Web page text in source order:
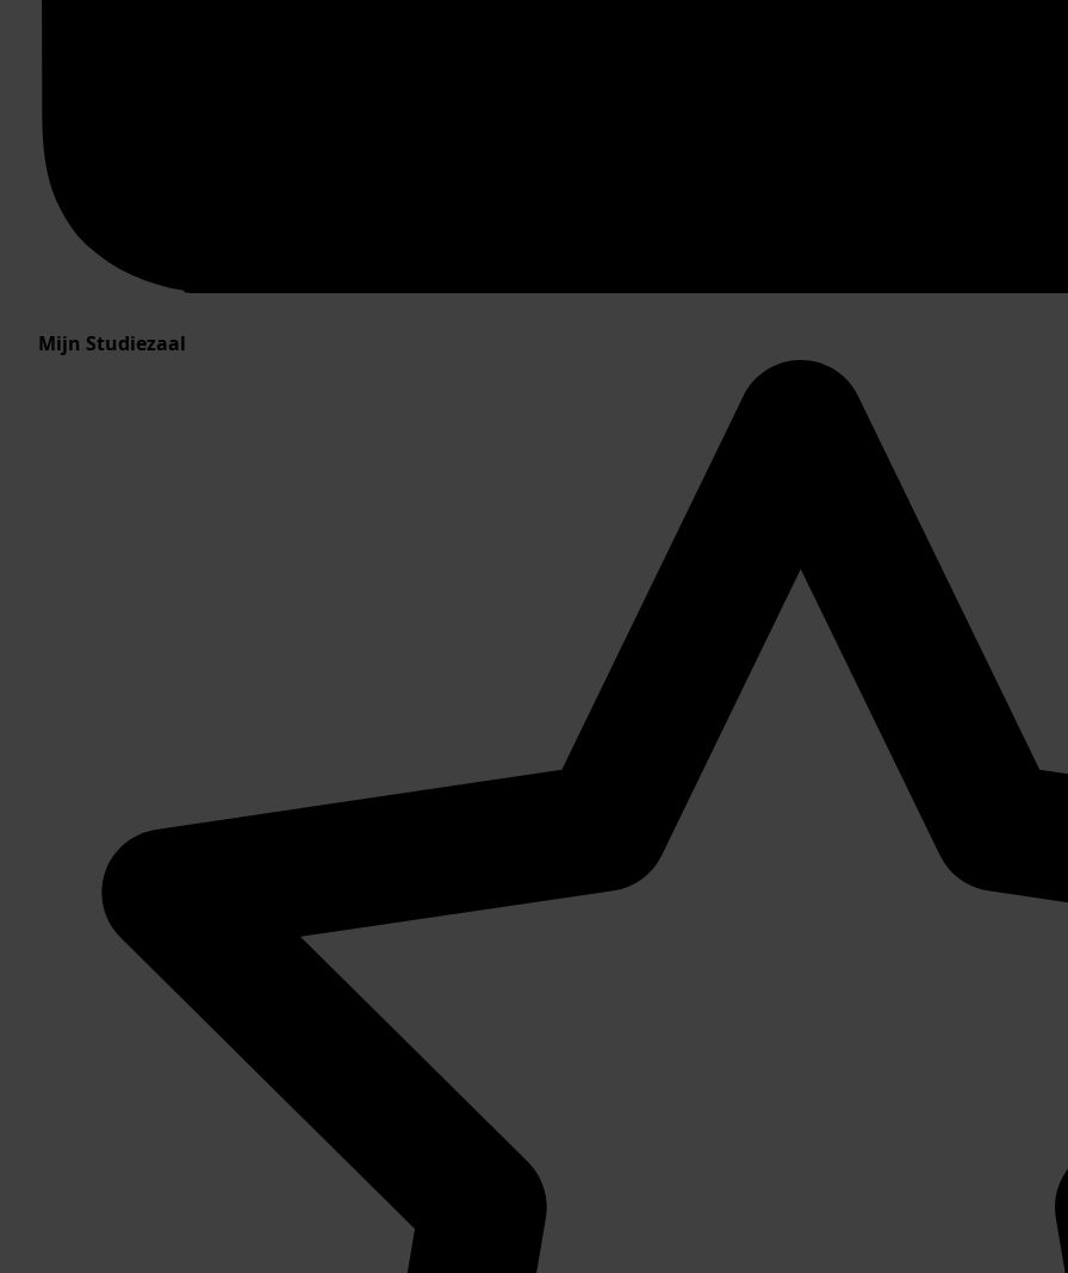
Mijn Studiezaal